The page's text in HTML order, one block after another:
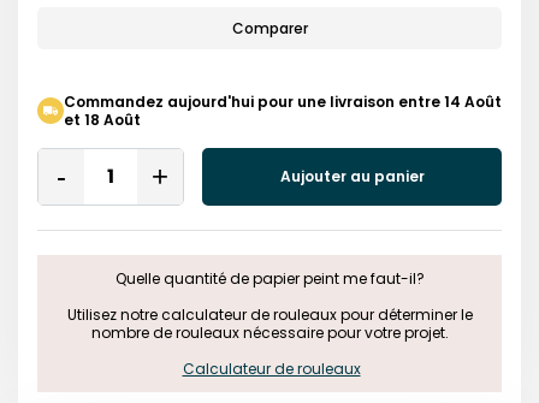
Comparer
Commandez aujourd'hui pour une livraison entre 14 Août
et 18 Août
Quantity
Remove
One
Add
One
Aujouter au panier
Quelle quantité de papier peint me faut-il?
Utilisez notre calculateur de rouleaux pour déterminer le
nombre de rouleaux nécessaire pour votre projet.
Calculateur de rouleaux